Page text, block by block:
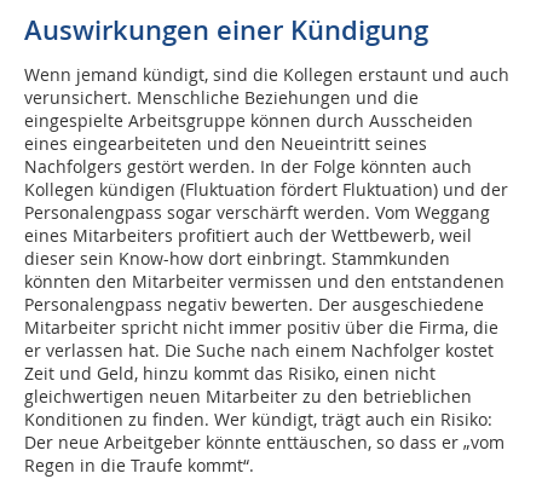
Auswirkungen einer Kündigung
Wenn jemand kündigt, sind die Kollegen erstaunt und auch
verunsichert. Menschliche Beziehungen und die
eingespielte Arbeitsgruppe können durch Ausscheiden
eines eingearbeiteten und den Neueintritt seines
Nachfolgers gestört werden. In der Folge könnten auch
Kollegen kündigen (Fluktuation fördert Fluktuation) und der
Personalengpass sogar verschärft werden. Vom Weggang
eines Mitarbeiters profitiert auch der Wettbewerb, weil
dieser sein Know-how dort einbringt. Stammkunden
könnten den Mitarbeiter vermissen und den entstandenen
Personalengpass negativ bewerten. Der ausgeschiedene
Mitarbeiter spricht nicht immer positiv über die Firma, die
er verlassen hat. Die Suche nach einem Nachfolger kostet
Zeit und Geld, hinzu kommt das Risiko, einen nicht
gleichwertigen neuen Mitarbeiter zu den betrieblichen
Konditionen zu finden. Wer kündigt, trägt auch ein Risiko:
Der neue Arbeitgeber könnte enttäuschen, so dass er „vom
Regen in die Traufe kommt“.